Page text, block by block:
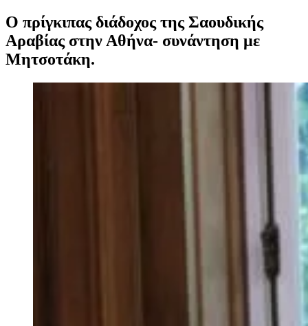
Ο πρίγκιπας διάδοχος της Σαουδικής
Αραβίας στην Αθήνα- συνάντηση με
Μητσοτάκη.